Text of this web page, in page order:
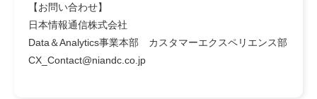
【お問い合わせ】
日本情報通信株式会社
Data＆Analytics事業本部 カスタマーエクスペリエンス部
CX_Contact@niandc.co.jp